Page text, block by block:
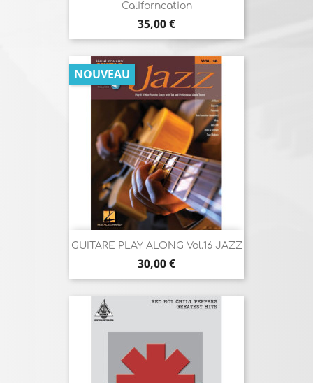
Californcation
Prix
35,00 €
GUITARE PLAY ALONG Vol.16 JAZZ
Prix
30,00 €
NOUVEAU